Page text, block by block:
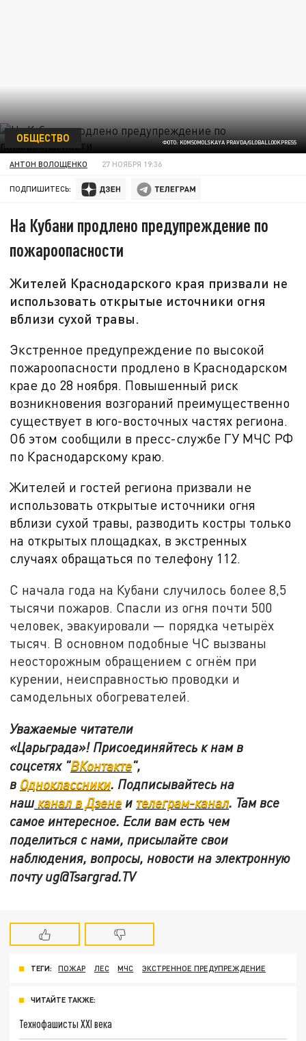
ФОТО: KOMSOMOLSKAYA PRAVDA/GLOBALLOOKPRESS
ОБЩЕСТВО
АНТОН ВОЛОЩЕНКО 27 НОЯБРЯ 19:36
ПОДПИШИТЕСЬ:
На Кубани продлено предупреждение по
пожароопасности
Жителей Краснодарского края призвали не
использовать открытые источники огня
вблизи сухой травы.
Экстренное предупреждение по высокой
пожароопасности продлено в Краснодарском
крае до 28 ноября. Повышенный риск
возникновения возгораний преимущественно
существует в юго-восточных частях региона.
Об этом сообщили в пресс-службе ГУ МЧС РФ
по Краснодарскому краю.
Жителей и гостей региона призвали не
использовать открытые источники огня
вблизи сухой травы, разводить костры только
на открытых площадках, в экстренных
случаях обращаться по телефону 112.
С начала года на Кубани случилось более 8,5
тысячи пожаров. Спасли из огня почти 500
человек, эвакуировали — порядка четырёх
тысяч. В основном подобные ЧС вызваны
неосторожным обращением с огнём при
курении, неисправностью проводки и
самодельных обогревателей.
Уважаемые читатели
«Царьграда»! Присоединяйтесь к нам в
соцсетях "ВКонтакте",
в Одноклассники. Подписывайтесь на
наш канал в Дзене и телеграм-канал. Там все
самое интересное. Если вам есть чем
поделиться с нами, присылайте свои
наблюдения, вопросы, новости на электронную
почтуug@Tsargrad.TV
ТЕГИ: ПОЖАР ЛЕС МЧС ЭКСТРЕННОЕ ПРЕДУПРЕЖДЕНИЕ
ЧИТАЙТЕ ТАКЖЕ:
Технофашисты XXI века